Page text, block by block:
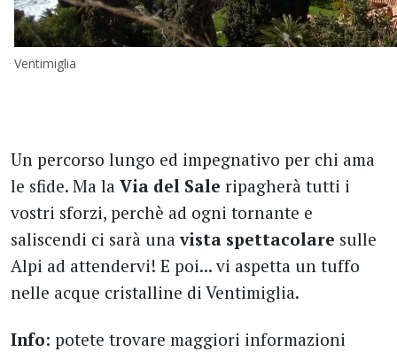
Ventimiglia
Un percorso lungo ed impegnativo per chi ama
le sfide. Ma la Via del Sale ripagherà tutti i
vostri sforzi, perchè ad ogni tornante e
saliscendi ci sarà unavista spettacolare sulle
Alpi ad attendervi! E poi... vi aspetta un tuffo
nelle acque cristalline di Ventimiglia.
Info: potete trovare maggiori informazioni